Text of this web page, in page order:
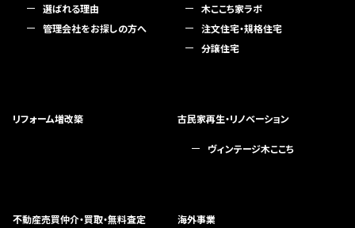
選ばれる理由
管理会社をお探しの方へ
木ここち家ラボ
注文住宅・規格住宅
分譲住宅
リフォーム増改築 古民家再生・リノベーション
ヴィンテージ木ここち
不動産売買仲介・買取・無料査定 海外事業